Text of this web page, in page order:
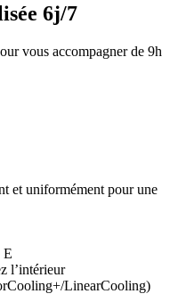
6j/7
vous accompagner de 9h
et uniformément pour une
E
l’intérieur
LinearCooling)